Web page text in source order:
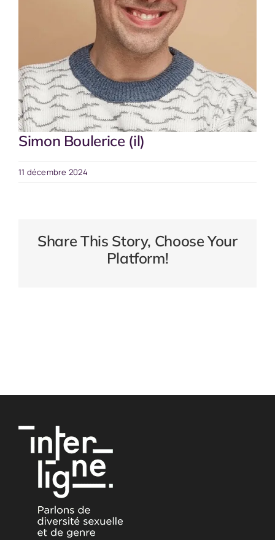
Simon Boulerice (il)
11 décembre 2024
Share This Story, Choose Your
Platform!